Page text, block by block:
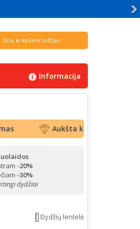
Jūsų krepšelis tuščias
Informacija
Aukšta kokybė
-20%
-30%
dydžiai
Dydžių lentelė